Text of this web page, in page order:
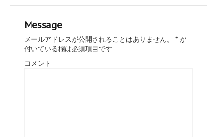
Message
メールアドレスが公開されることはありません。 * が
付いている欄は必須項目です
コメント